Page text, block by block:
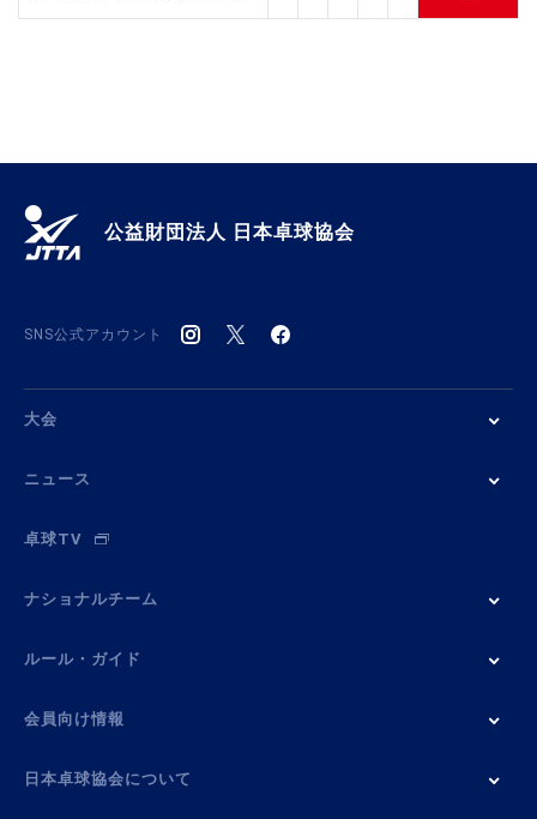
公益財団法人 日本卓球協会
SNS公式アカウント
大会
ニュース
卓球TV
ナショナルチーム
ルール・ガイド
会員向け情報
日本卓球協会について